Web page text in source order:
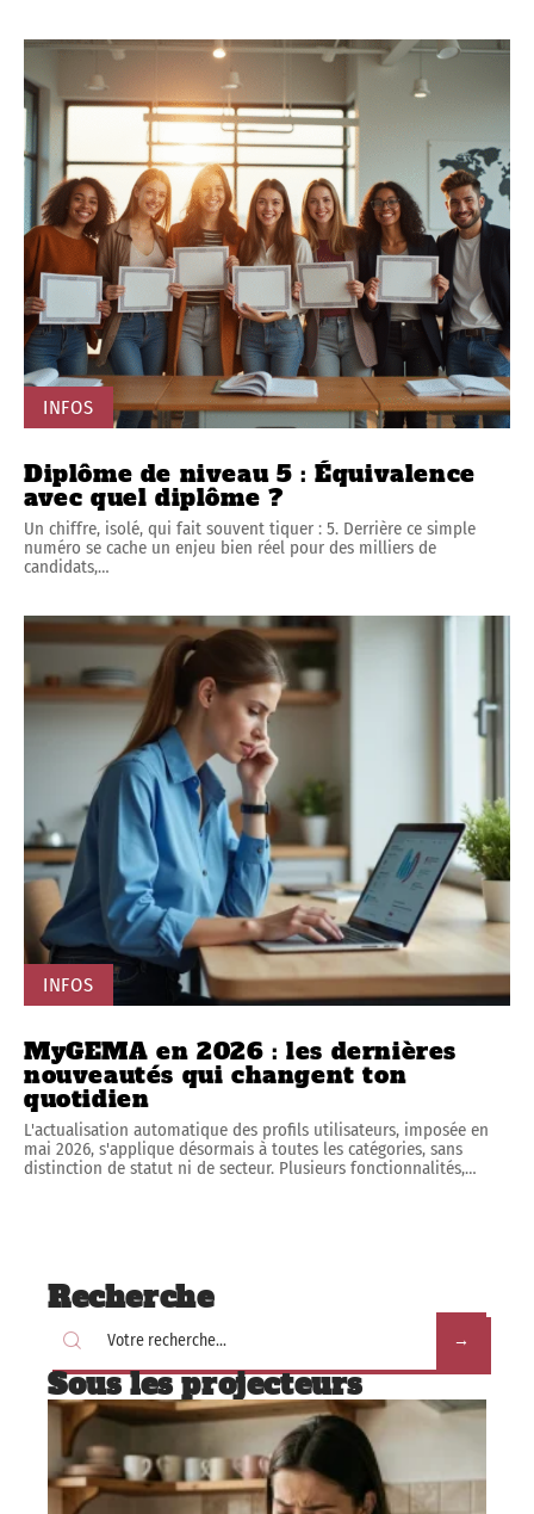
INFOS
Diplôme de niveau 5 : Équivalence
avec quel diplôme ?
Un chiffre, isolé, qui fait souvent tiquer : 5. Derrière ce simple
numéro se cache un enjeu bien réel pour des milliers de
candidats,…
INFOS
MyGEMA en 2026 : les dernières
nouveautés qui changent ton
quotidien
L'actualisation automatique des profils utilisateurs, imposée en
mai 2026, s'applique désormais à toutes les catégories, sans
distinction de statut ni de secteur. Plusieurs fonctionnalités,…
Recherche
Sous les projecteurs